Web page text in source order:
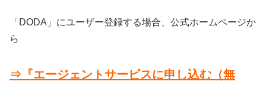
「DODA」にユーザー登録する場合、公式ホームページか
ら
⇒『エージェントサービスに申し込む（無